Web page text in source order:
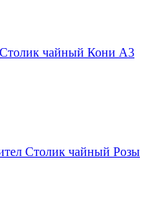
Столик чайный Розы